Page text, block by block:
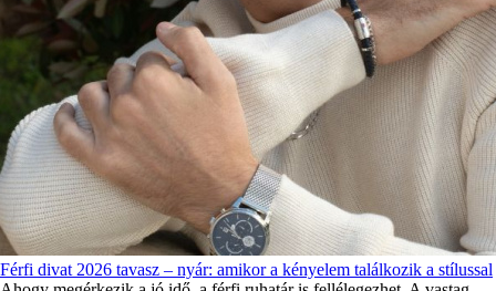
Férfi divat 2026 tavasz – nyár: amikor a kényelem találkozik a stílussal